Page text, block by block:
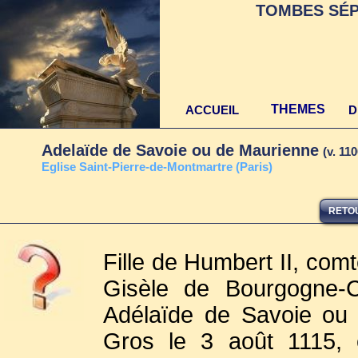
Adelaïde de Savoie ou de Maurienne (v.
Eglise Saint-Pierre-de-Montmartre (Paris)
Fille de Humbert II,
Gisèle de
Adélaïde de Savoie
Gros le 3 août 1115,
ACCUEIL THEMES
TOMBES